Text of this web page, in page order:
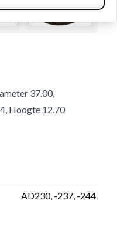
37.00,
Hoogte 12.70
AD230, -237, -244